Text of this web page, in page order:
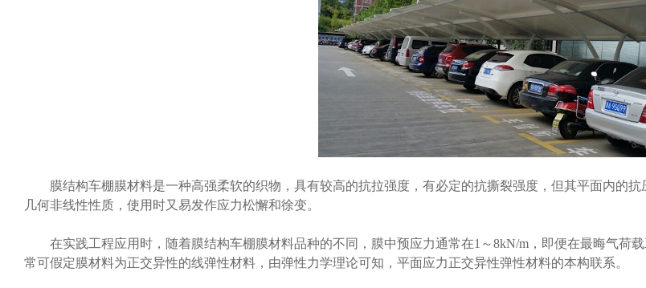
膜结构车棚膜材料是一种高强柔软的织物，具有较高的抗拉强度，有必定的抗撕裂强度，但其平面内的抗
几何非线性性质，使用时又易发作应力松懈和徐变。
在实践工程应用时，随着膜结构车棚膜材料品种的不同，膜中预应力通常在1～8kN/m，即便在最晦气荷
常可假定膜材料为正交异性的线弹性材料，由弹性力学理论可知，平面应力正交异性弹性材料的本构联系。